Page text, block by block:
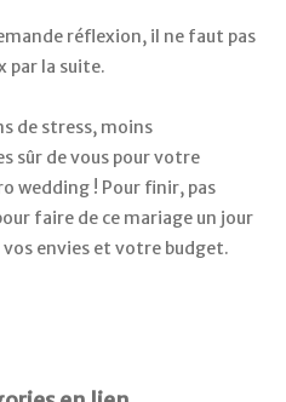
réflexion, il ne faut pas
par la suite.
de stress, moins
sûr de vous pour votre
wedding ! Pour finir, pas
faire de ce mariage un jour
vos envies et votre budget.